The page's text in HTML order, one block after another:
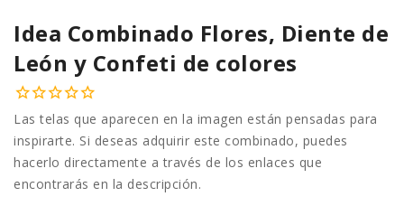
Idea Combinado Flores, Diente de
León y Confeti de colores
Las telas que aparecen en la imagen están pensadas para
inspirarte. Si deseas adquirir este combinado, puedes
hacerlo directamente a través de los enlaces que
encontrarás en la descripción.